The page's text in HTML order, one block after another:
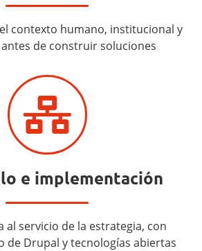
contexto humano, institucional y
de construir soluciones
e implementación
al servicio de la estrategia, con
de Drupal y tecnologías abiertas